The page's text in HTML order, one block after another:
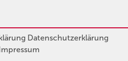
Datenschutzerklärung